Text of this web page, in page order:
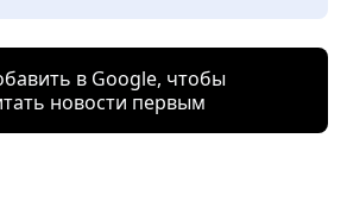
в Google, чтобы
новости первым